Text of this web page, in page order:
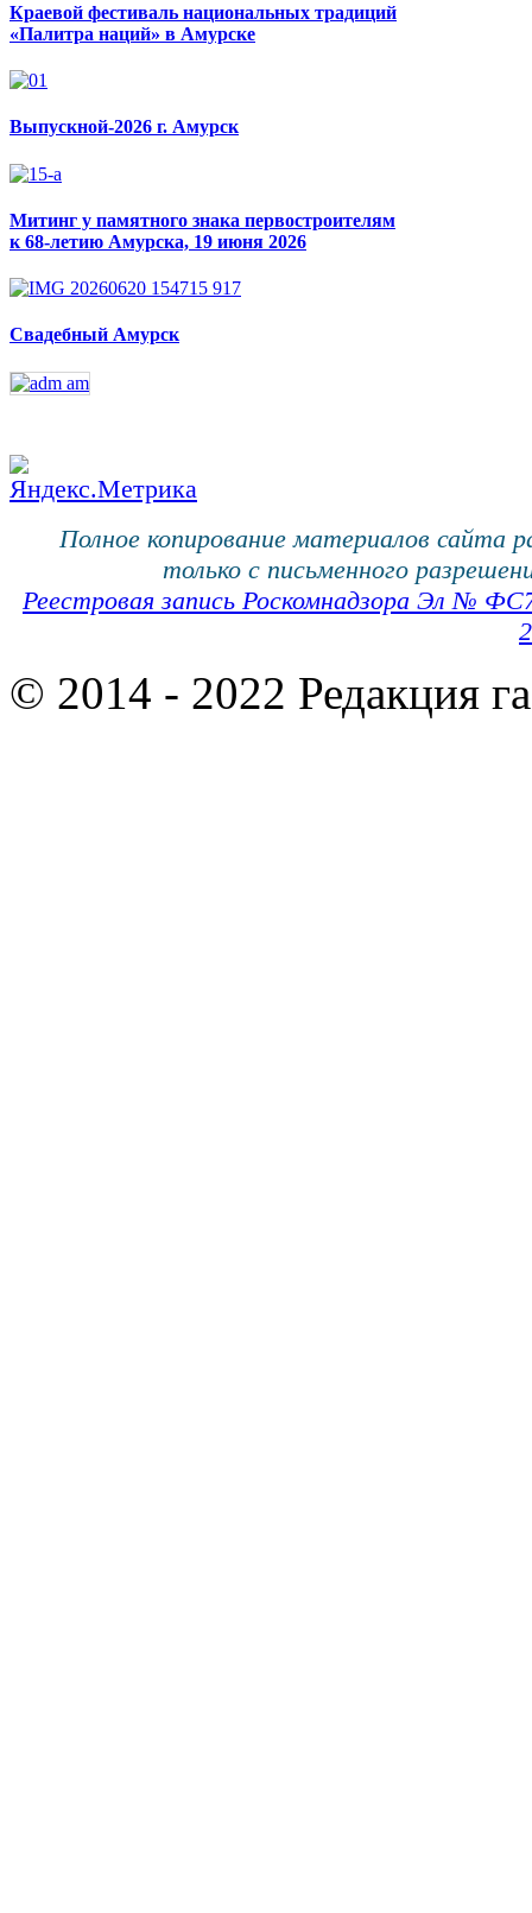
Краевой фестиваль национальных традиций
«Палитра наций» в Амурске
Выпускной-2026 г. Амурск
Митинг у памятного знака первостроителям
к 68-летию Амурска, 19 июня 2026
Свадебный Амурск
Полное копирование материалов сайта
только с письменного
Реестровая запись Роскомнадзора Эл №
© 2014 - 2022 Редакция